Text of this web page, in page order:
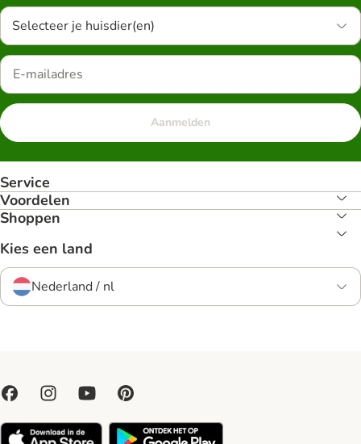
Selecteer je huisdier(en)
Aanmelden
Service
Voordelen
Shoppen
Kies een land
Nederland / nl